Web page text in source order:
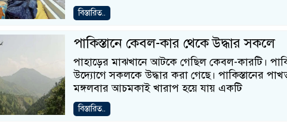
বিস্তারিত..
পাকিস্তানে কেবল-কার থেকে উদ্ধার সকলে
পাহাড়ের মাঝখানে আটকে গেছিল কেবল-কারটি।
উদ্যোগে সকলকে উদ্ধার করা গেছে। পাকিস্তানের
মঙ্গলবার আচমকাই খারাপ হয়ে যায় একটি
বিস্তারিত..